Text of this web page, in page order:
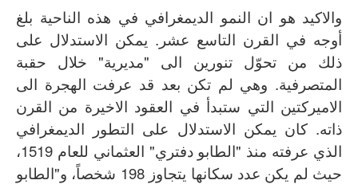
والاكيد هو ان النمو الديمغرافي في هذه الناحية بلغ
أوجه في القرن التاسع عشر. يمكن الاستدلال على
ذلك من تحوّل تنورين الى "مديرية" خلال حقبة
المتصرفية. وهي لم تكن بعد قد عرفت الهجرة الى
الاميركتين التي ستبدأ في العقود الاخيرة من القرن
ذاته. كان يمكن الاستدلال على التطور الديمغرافي
الذي عرفته منذ "الطابو دفتري" العثماني للعام 1519،
حيث لم يكن عدد سكانها يتجاوز 198 شخصاً، و"الطابو